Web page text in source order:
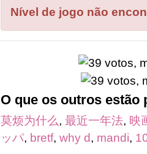
letras
do
quebra-
Nível de jogo não
O que os outros estão
莫烦为什么, 最近一年法, 映
ッパ, bretf, why d, mandi,